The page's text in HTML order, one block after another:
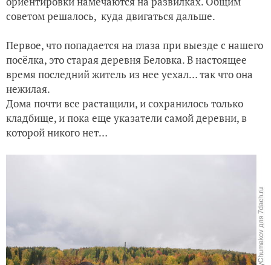
советом решалось, куда двигаться дальше.
Первое, что попадается на глаза при выезде с нашего
посёлка, это старая деревня Беловка. В настоящее
время последний житель из нее уехал… так что она
нежилая.
Дома почти все растащили, и сохранилось только
кладбище, и пока еще указатели самой деревни, в
которой никого нет…